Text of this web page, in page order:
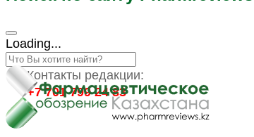
Loading...
Контакты редакции:
+7 701 799 24 83